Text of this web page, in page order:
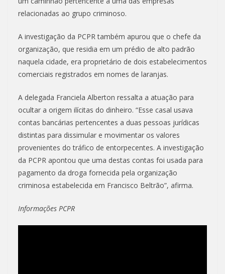
relacionadas ao grupo criminoso.
A investigação da PCPR também apurou que o chefe da
organização, que residia em um prédio de alto padrão
naquela cidade, era proprietário de dois estabelecimentos
comerciais registrados em nomes de laranjas.
A delegada Franciela Alberton ressalta a atuação para
ocultar a origem ilícitas do dinheiro. “Esse casal usava
contas bancárias pertencentes a duas pessoas jurídicas
distintas para dissimular e movimentar os valores
provenientes do tráfico de entorpecentes. A investigação
da PCPR apontou que uma destas contas foi usada para
pagamento da droga fornecida pela organização
criminosa estabelecida em Francisco Beltrão”, afirma.
Informações PCPR